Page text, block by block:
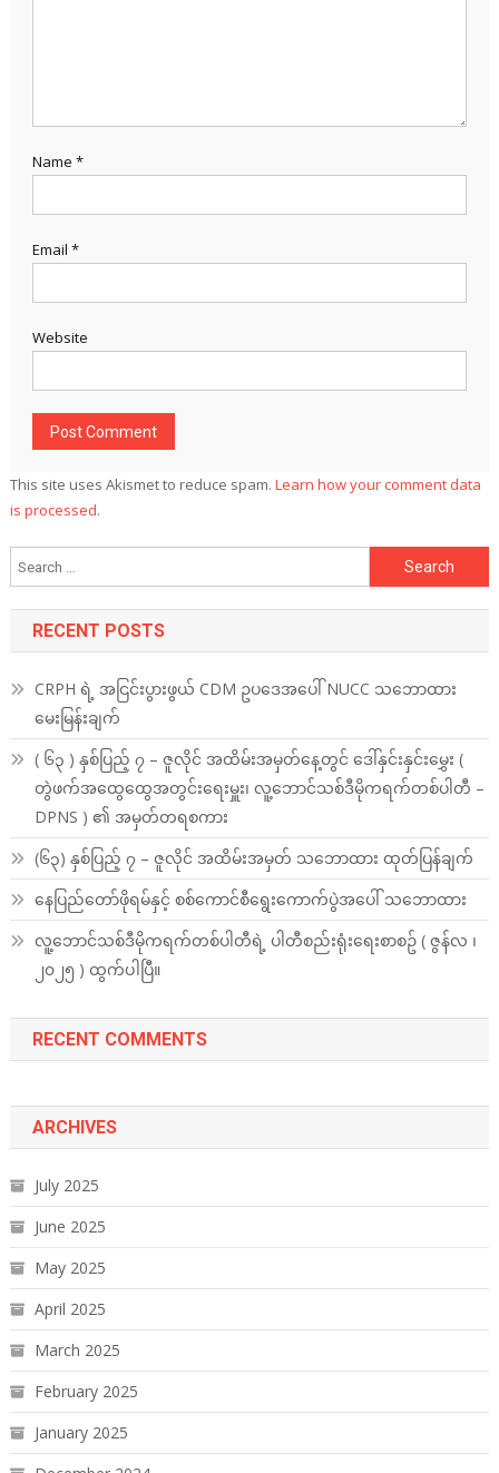
Name *
Email *
Website
This site uses Akismet to reduce spam. Learn how your comment data
is processed.
Search
for:
RECENT POSTS
CRPH ရဲ့ အငြင်းပွားဖွယ် CDM ဥပဒေအပေါ် NUCC သဘောထား
မေးမြန်းချက်
( ၆၃ ) နှစ်ပြည့် ၇ – ဇူလိုင် အထိမ်းအမှတ်နေ့တွင် ဒေါ်နှင်းနှင်းမွှေး (
တွဲဖက်အထွေထွေအတွင်းရေးမှူး၊ လူ့ဘောင်သစ်ဒီမိုကရက်တစ်ပါတီ –
DPNS ) ၏ အမှတ်တရစကား
(၆၃) နှစ်ပြည့် ၇ – ဇူလိုင် အထိမ်းအမှတ် သဘောထား ထုတ်ပြန်ချက်
နေပြည်တော်ဖိုရမ်နှင့် စစ်ကောင်စီရွေးကောက်ပွဲအပေါ် သဘောထား
လူ့ဘောင်သစ်ဒီမိုကရက်တစ်ပါတီရဲ့ ပါတီစည်းရုံးရေးစာစဥ် ( ဇွန်လ ၊
၂၀၂၅ ) ထွက်ပါပြီ။
RECENT COMMENTS
ARCHIVES
July 2025
June 2025
May 2025
April 2025
March 2025
February 2025
January 2025